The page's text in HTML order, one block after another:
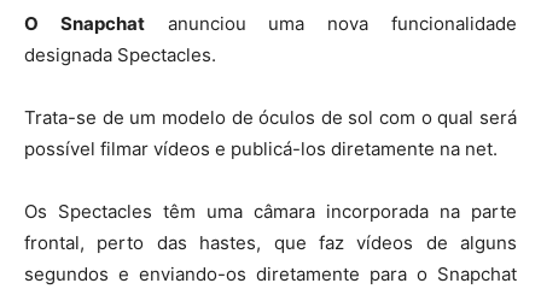
O Snapchatanunciou uma nova funcionalidade
designada Spectacles.
Trata-se de um modelo de óculos de sol com o qual será
possível filmar vídeos e publicá-los diretamente na net.
Os Spectacles têm uma câmara incorporada na parte
frontal, perto das hastes, que faz vídeos de alguns
segundos e enviando-os diretamente para o Snapchat